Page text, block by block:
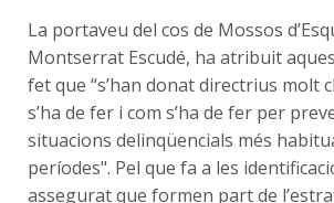
La portaveu del cos de Mossos
Montserrat Escudé, ha atribuit
fet que “s’han donat directrius molt
s’ha de fer i com s’ha de fer per
situacions delinqüencials més
períodes". Pel que fa a les
assegurat que formen part de